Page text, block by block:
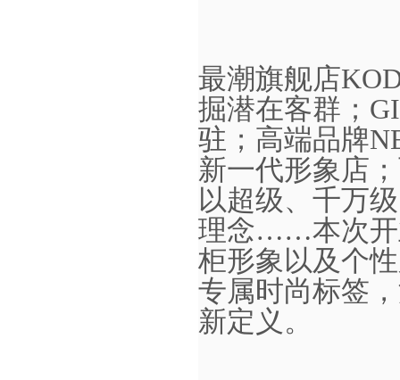
最潮旗舰店
掘潜在客群；
驻；高端品牌
新一代形象店
以超级、千万
理念……本次开
柜形象以及个
专属时尚标签
新定义 。